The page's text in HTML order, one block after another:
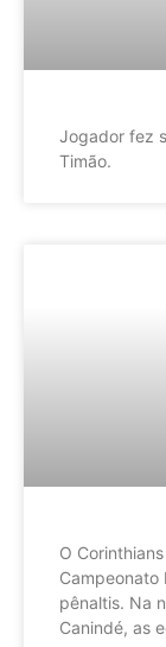
Jogador fez
Timão.
O
Campeonato
pênaltis. Na
Canindé, as